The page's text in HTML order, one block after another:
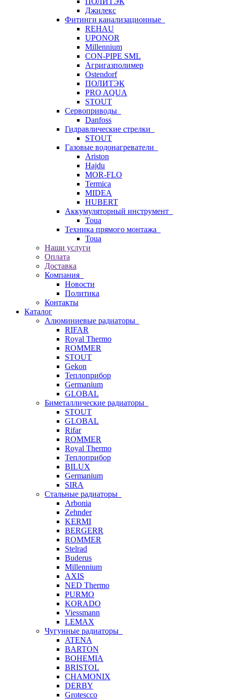
Джилекс
Фитинги канализационные
REHAU
UPONOR
Millennium
CON-PIPE SML
Агригазполимер
Ostendorf
ПОЛИТЭК
PRO AQUA
STOUT
Сервоприводы
Danfoss
Гидравлические стрелки
STOUT
Газовые водонагреватели
Ariston
Hajdu
MOR-FLO
Termica
MIDEA
HUBERT
Аккумуляторный инструмент
Toua
Техника прямого монтажа
Toua
Наши услуги
Оплата
Доставка
Компания
Новости
Политика
Контакты
Каталог
Алюминиевые радиаторы
RIFAR
Royal Thermo
ROMMER
STOUT
Gekon
Теплоприбор
Germanium
GLOBAL
Биметаллические радиаторы
STOUT
GLOBAL
Rifar
ROMMER
Royal Thermo
Теплоприбор
BILUX
Germanium
SIRA
Стальные радиаторы
Arbonia
Zehnder
KERMI
BERGERR
ROMMER
Stelrad
Buderus
Millennium
AXIS
NED Thermo
PURMO
KORADO
Viessmann
LEMAX
Чугунные радиаторы
ATENA
BARTON
BOHEMIA
BRISTOL
CHAMONIX
DERBY
Grotescco